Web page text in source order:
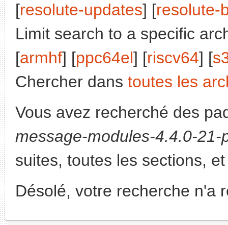
[resolute-updates] [resolute-
Limit search to a specific
[armhf] [ppc64el] [riscv64] [
Chercher dans toutes les
Vous avez recherché des
message-modules-4.4.0-
suites, toutes les sections,
Désolé, votre recherche n'a